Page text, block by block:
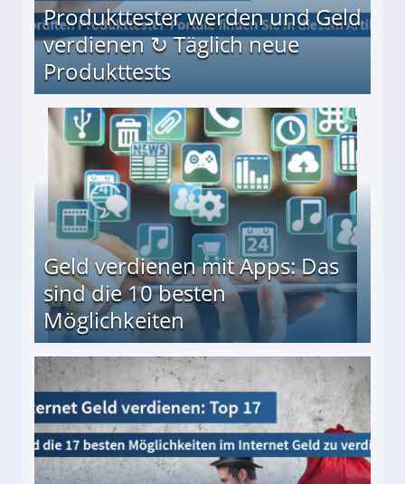
Produkttester werden und Geld
verdienen ↻ Täglich neue
Produkttests
↻ Täglich neue Produkttests
Geld verdienen mit Apps: Das
sind die 10 besten
Möglichkeiten
besten Möglichkeiten